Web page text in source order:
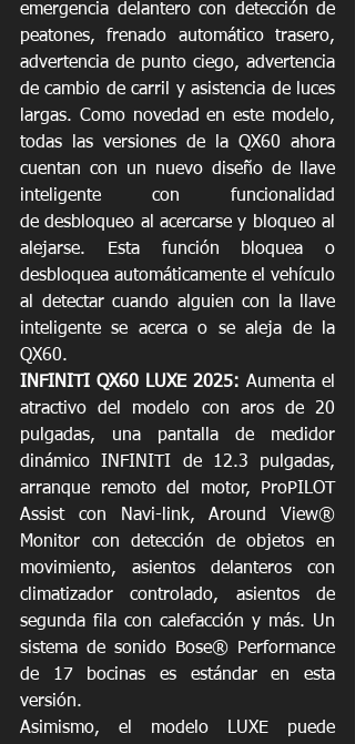
emergencia delantero con detección de
peatones, frenado automático trasero,
advertencia de punto ciego, advertencia
de cambio de carril y asistencia de luces
largas. Como novedad en este modelo,
todas las versiones de la QX60 ahora
cuentan con un nuevo diseño de llave
inteligente con funcionalidad
de desbloqueo al acercarse y bloqueo al
alejarse. Esta función bloquea o
desbloquea automáticamente el vehículo
al detectar cuando alguien con la llave
inteligente se acerca o se aleja de la
QX60.
INFINITI QX60 LUXE 2025: Aumenta el
atractivo del modelo con aros de 20
pulgadas, una pantalla de medidor
dinámico INFINITI de 12.3 pulgadas,
arranque remoto del motor, ProPILOT
Assist con Navi-link, Around View®
Monitor con detección de objetos en
movimiento, asientos delanteros con
climatizador controlado, asientos de
segunda fila con calefacción y más. Un
sistema de sonido Bose® Performance
de 17 bocinas es estándar en esta
versión.
Asimismo, el modelo LUXE puede